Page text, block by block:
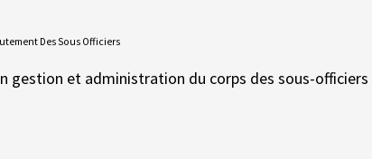
Des Sous Officiers
gestion et administration du corps des sous-officiers